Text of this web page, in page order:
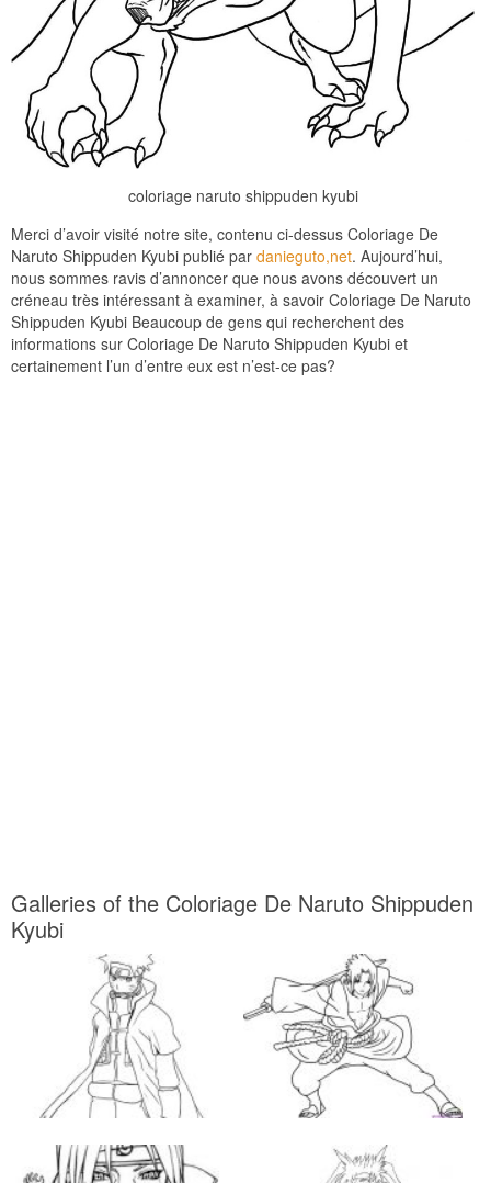
coloriage naruto shippuden kyubi
Merci d’avoir visité notre site, contenu ci-dessus Coloriage De
Naruto Shippuden Kyubi publié par danieguto,net. Aujourd’hui,
nous sommes ravis d’annoncer que nous avons découvert un
créneau très intéressant à examiner, à savoir Coloriage De Naruto
Shippuden Kyubi Beaucoup de gens qui recherchent des
informations sur Coloriage De Naruto Shippuden Kyubi et
certainement l’un d’entre eux est n’est-ce pas?
Galleries of the Coloriage De Naruto Shippuden
Kyubi